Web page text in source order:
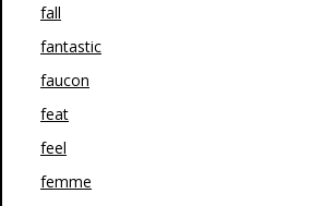
fall
fantastic
faucon
feat
feel
femme